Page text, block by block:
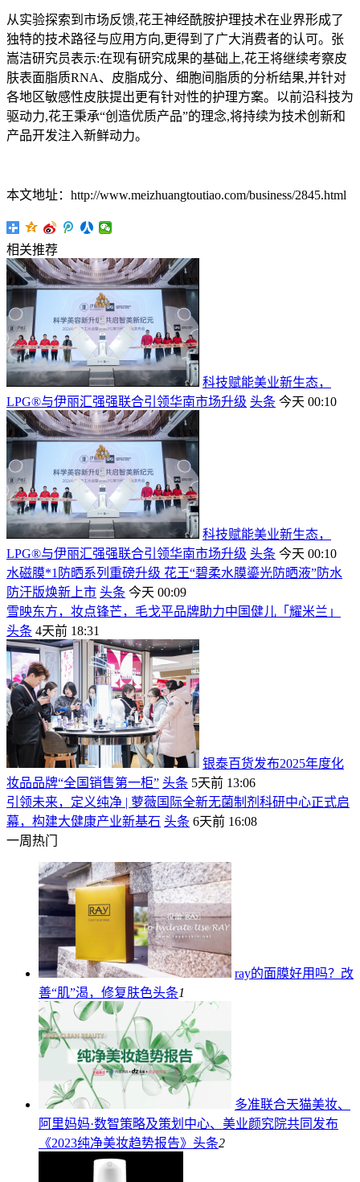
从实验探索到市场反馈,花王神经酰胺护理技术在业界形成了
独特的技术路径与应用方向,更得到了广大消费者的认可。张
嵩洁研究员表示:在现有研究成果的基础上,花王将继续考察皮
肤表面脂质RNA、皮脂成分、细胞间脂质的分析结果,并针对
各地区敏感性皮肤提出更有针对性的护理方案。以前沿科技为
驱动力,花王秉承“创造优质产品”的理念,将持续为技术创新和
产品开发注入新鲜动力。
本文地址：http://www.meizhuangtoutiao.com/business/2845.html
相关推荐
科技赋能美业新生态，
LPG®与伊丽汇强强联合引领华南市场升级 头条 今天 00:10
科技赋能美业新生态，
LPG®与伊丽汇强强联合引领华南市场升级 头条 今天 00:10
水磁膜*1防晒系列重磅升级 花王“碧柔水膜鎏光防晒液”防水
防汗版焕新上市 头条 今天 00:09
雪映东方，妆点锋芒，毛戈平品牌助力中国健儿「耀米兰」
头条 4天前 18:31
银泰百货发布2025年度化
妆品品牌“全国销售第一柜” 头条 5天前 13:06
引领未来，定义纯净 | 萝薇国际全新无菌制剂科研中心正式启
幕，构建大健康产业新基石 头条 6天前 16:08
一周热门
ray的面膜好用吗？改
善“肌”渴，修复肤色头条1
多准联合天猫美妆、
阿里妈妈·数智策略及策划中心、美业颜究院共同发布
《2023纯净美妆趋势报告》 头条2